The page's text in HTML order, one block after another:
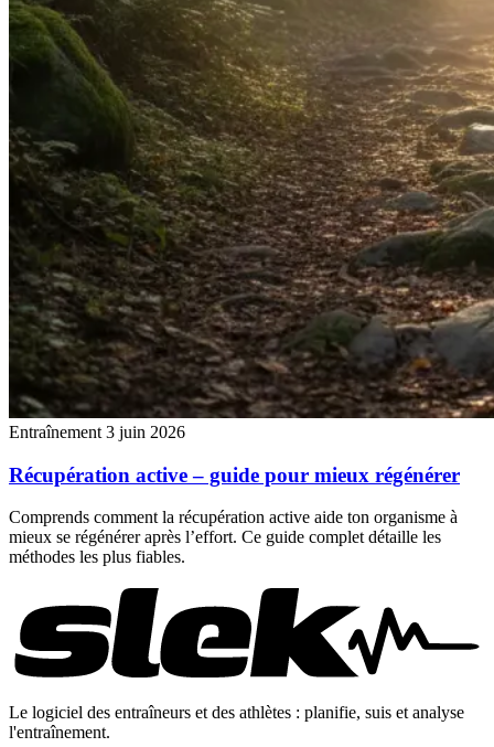
Entraînement 3 juin 2026
Récupération active – guide pour mieux régénérer
Comprends comment la récupération active aide ton organisme à
mieux se régénérer après l’effort. Ce guide complet détaille les
méthodes les plus fiables.
Le logiciel des entraîneurs et des athlètes : planifie, suis et analyse
l'entraînement.